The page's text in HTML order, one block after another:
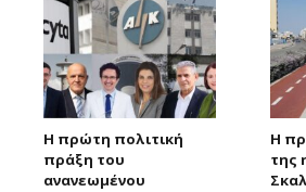
Η πρώτη πολιτική
πράξη του
ανανεωμένου
Η
της